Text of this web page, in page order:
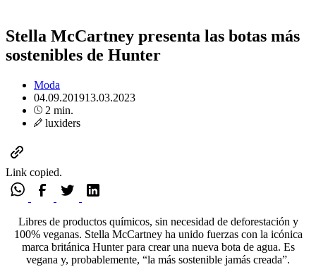
Stella McCartney presenta las botas más
sostenibles de Hunter
Moda
04.09.201913.03.2023
2 min.
luxiders
Link copied.
Libres de productos químicos, sin necesidad de deforestación y
100% veganas. Stella McCartney ha unido fuerzas con la icónica
marca británica Hunter para crear una nueva bota de agua. Es
vegana y, probablemente, “la más sostenible jamás creada”.